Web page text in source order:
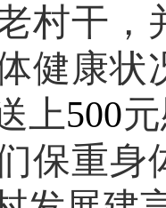
村干，
健康状
上500
保重身